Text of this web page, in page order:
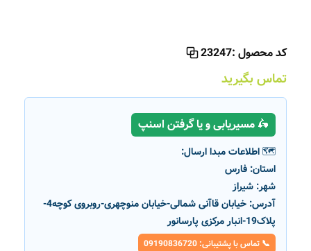
کد محصول :23247
تماس بگیرید
🛵 مسیریابی و یا گرفتن اسنپ
🗺️ اطلاعات مبدا ارسال:
استان: فارس
شهر: شیراز
آدرس:
خیابان قاآنی شمالی-خیابان منوچهری-روبروی کوچه4-
پلاک19-انبار مرکزی پارسانور
📞 تماس با پشتیبانی: 09190836720